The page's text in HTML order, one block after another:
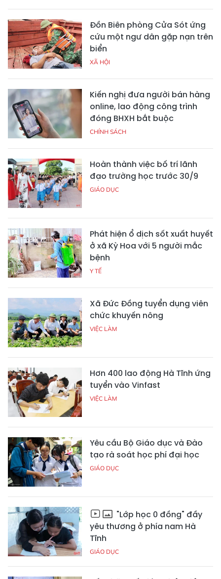
Đồn Biên phòng Cửa Sót ứng
cứu một ngư dân gặp nạn trên
biển
XÃ HỘI
Kiến nghị đưa người bán hàng
online, lao động công trình
đóng BHXH bắt buộc
CHÍNH SÁCH
Hoàn thành việc bố trí lãnh
đạo trường học trước 30/9
GIÁO DỤC
Phát hiện ổ dịch sốt xuất huyết
ở xã Kỳ Hoa với 5 người mắc
bệnh
Y TẾ
Xã Đức Đồng tuyển dụng viên
chức khuyến nông
VIỆC LÀM
Hơn 400 lao động Hà Tĩnh ứng
tuyển vào Vinfast
VIỆC LÀM
Yêu cầu Bộ Giáo dục và Đào
tạo rà soát học phí đại học
GIÁO DỤC
"Lớp học 0 đồng" đầy
yêu thương ở phía nam Hà
Tĩnh
GIÁO DỤC